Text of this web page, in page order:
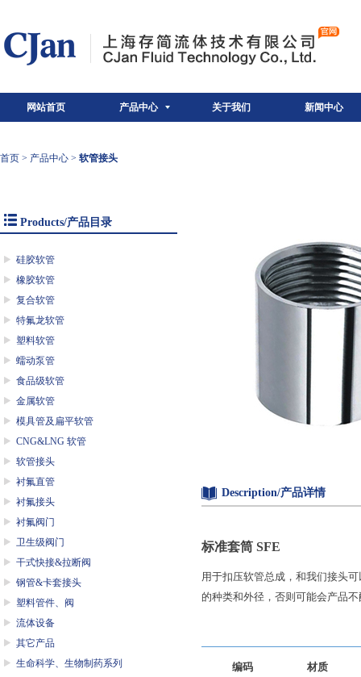
网站首页 产品中心 关于我们 新闻中心
首页 > 产品中心 > 软管接头
Products/产品目录
硅胶软管
橡胶软管
复合软管
特氟龙软管
塑料软管
蠕动泵管
食品级软管
金属软管
模具管及扁平软管
CNG&LNG 软管
软管接头
衬氟直管
衬氟接头
衬氟阀门
卫生级阀门
干式快接&拉断阀
钢管&卡套接头
塑料管件、阀
流体设备
其它产品
生命科学、生物制药系列
Description/产品详情
标准套筒 SFE
用于扣压软管总成，和我们接头
的种类和外径，否则可能会产品
编码 材质